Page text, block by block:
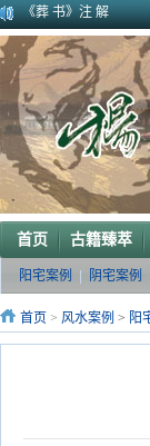
广西南宁地区一葬地
广西巴马一龙穴形局
杨公风水--山形之贵
2010年9月在广西容
2023年3月18日广东
2011年4月底在江西
2011年5月初应福建
2011年5月底应广西
2011年应广西巴马
《葬 书》注 解
首页 古籍臻萃
阳宅案例 阴宅案例
首页 > 风水案例 > 阳